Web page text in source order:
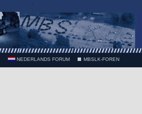
NEDERLANDS FORUM MBSLK-FOREN